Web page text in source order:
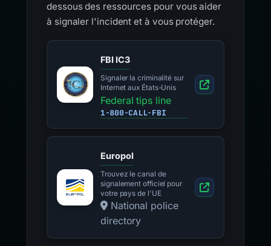
dessous des ressources pour vous aider
à signaler l'incident et à vous protéger.
FBI IC3
Signaler la criminalité sur
Internet aux États-Unis
Federal tips line
1-800-CALL-FBI
Europol
Trouvez le canal de
signalement officiel pour
votre pays de l'UE
National police
directory